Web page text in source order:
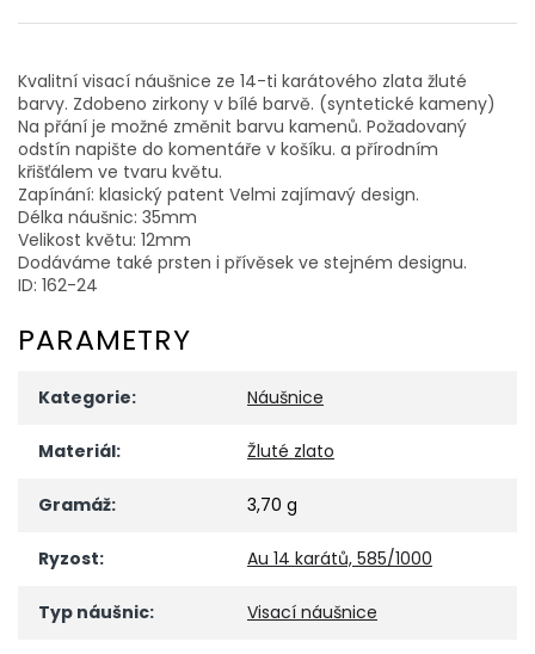
Kvalitní visací náušnice ze 14-ti karátového zlata žluté
barvy. Zdobeno zirkony v bílé barvě. (syntetické kameny)
Na přání je možné změnit barvu kamenů. Požadovaný
odstín napište do komentáře v košíku. a přírodním
křišťálem ve tvaru květu.
Zapínání: klasický patent Velmi zajímavý design.
Délka náušnic: 35mm
Velikost květu: 12mm
Dodáváme také prsten i přívěsek ve stejném designu.
ID: 162-24
PARAMETRY
Kategorie: Náušnice
Materiál: Žluté zlato
Gramáž: 3,70 g
Ryzost: Au 14 karátů, 585/1000
Typ náušnic: Visací náušnice